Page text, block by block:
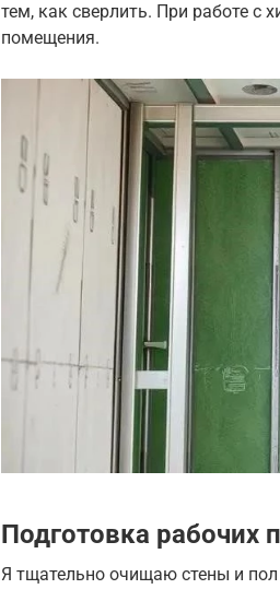
тем, как сверлить. При работе с
помещения.
Подготовка рабочих
Я тщательно очищаю стены и